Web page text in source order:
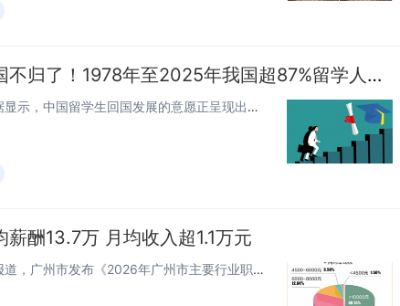
别再传八成清华毕业生出国不归了！1978年至2025年我国超87%留学人员选择回国发展
快科技4月13日消息，据最新统计数据显示，中国留学生回国发展的意愿正呈现出显著增强的态势。在历年来的留学群体中，已有累计698万人学成归国，超过87%的留学人员最终选择回到祖国工作和生活。教育部留学服务中心的最新数据也印证了这一趋势。202...
酬13.7万 月均收入超1.1万元
快科技4月10日消息，据网约车焦点报道，广州市发布《2026年广州市主要行业职工薪酬福利集体协商参考信息》，披露去年网约车司机平均薪酬13.7万。这是自2019年开始，广州市总工会连续第八年发布《集体协商参考信息》。作为一大亮点，今年新增了...